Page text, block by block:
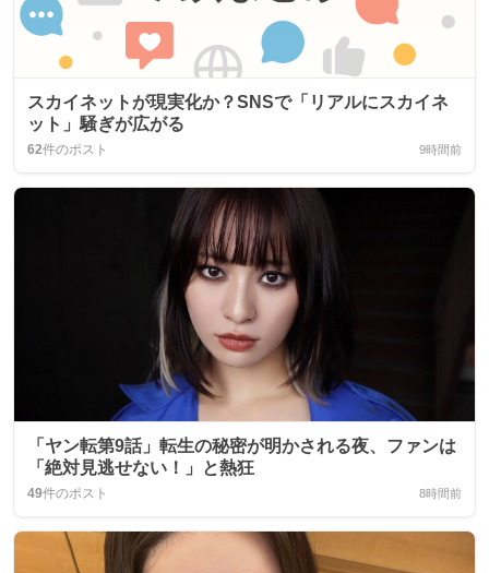
スカイネットが現実化か？SNSで「リアルにスカイネ
ット」騒ぎが広がる
62件のポスト 9時間前
「ヤン転第9話」転生の秘密が明かされる夜、ファンは
「絶対見逃せない！」と熱狂
49件のポスト 8時間前